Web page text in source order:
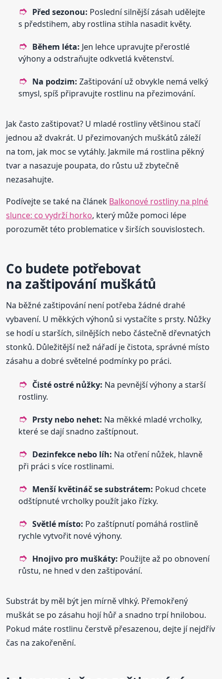
Před sezonou: Poslední silnější zásah udělejte
s předstihem, aby rostlina stihla nasadit květy.
Během léta: Jen lehce upravujte přerostlé
výhony a odstraňujte odkvetlá květenství.
Na podzim: Zaštipování už obvykle nemá velký
smysl, spíš připravujte rostlinu na přezimování.
Jak často zaštipovat? U mladé rostliny většinou stačí
jednou až dvakrát. U přezimovaných muškátů záleží
na tom, jak moc se vytáhly. Jakmile má rostlina pěkný
tvar a nasazuje poupata, do růstu už zbytečně
nezasahujte.
Podívejte se také na článek Balkonové rostliny na plné
slunce: co vydrží horko, který může pomoci lépe
porozumět této problematice v širších souvislostech.
Co budete potřebovat
na zaštipování muškátů
Na běžné zaštipování není potřeba žádné drahé
vybavení. U měkkých výhonů si vystačíte s prsty. Nůžky
se hodí u starších, silnějších nebo částečně dřevnatých
stonků. Důležitější než nářadí je čistota, správné místo
zásahu a dobré světelné podmínky po práci.
Čisté ostré nůžky: Na pevnější výhony a starší
rostliny.
Prsty nebo nehet: Na měkké mladé vrcholky,
které se dají snadno zaštípnout.
Dezinfekce nebo líh: Na otření nůžek, hlavně
při práci s více rostlinami.
Menší květináč se substrátem: Pokud chcete
odštípnuté vrcholky použít jako řízky.
Světlé místo: Po zaštípnutí pomáhá rostlině
rychle vytvořit nové výhony.
Hnojivo pro muškáty: Použijte až po obnovení
růstu, ne hned v den zaštipování.
Substrát by měl být jen mírně vlhký. Přemokřený
muškát se po zásahu hojí hůř a snadno trpí hnilobou.
Pokud máte rostlinu čerstvě přesazenou, dejte jí nejdřív
čas na zakořenění.